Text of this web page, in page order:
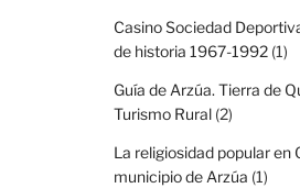
Casino Sociedad
de historia 1967-1992(1)
Guía de Arzúa. Tierra de
Turismo Rural(2)
La religiosidad popular en
municipio de Arzúa (1)